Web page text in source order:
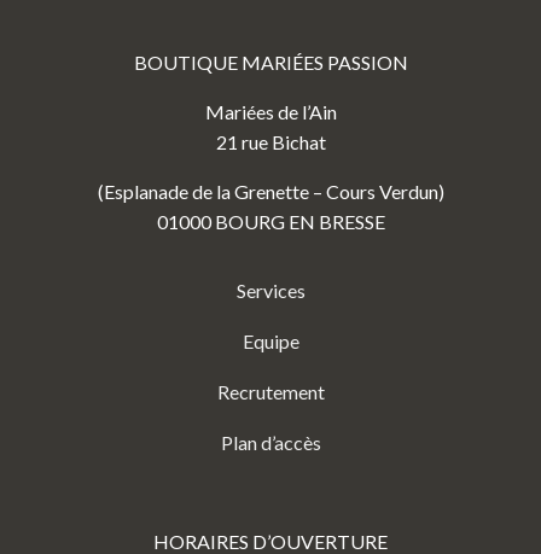
BOUTIQUE MARIÉES PASSION
Mariées de l’Ain
21 rue Bichat
(Esplanade de la Grenette – Cours Verdun)
01000 BOURG EN BRESSE
Services
Equipe
Recrutement
Plan d’accès
HORAIRES D’OUVERTURE